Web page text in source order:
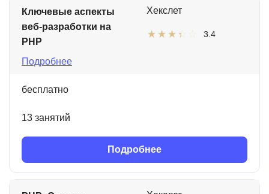
Ключевые аспекты
веб-разработки на
PHP
Подробнее
Хекслет
3.4
бесплатно
13 занятий
Подробнее